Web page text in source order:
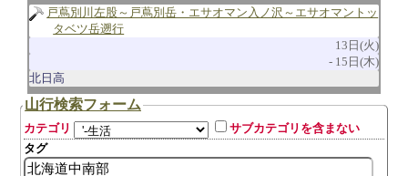
戸蔦別川左股～戸蔦別岳・エサオマン入ノ沢～エサオマントッ
タベツ岳遡行
13日(火)
15日(木)
北日高
山行検索フォーム
カテゴリ
サブカテゴリを含まない
タグ